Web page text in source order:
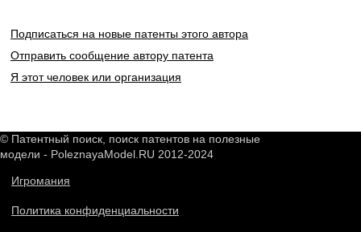
Подписаться на новые патенты этого автора
Отправить сообщение автору патента
Я этот человек или организация
© Патентный поиск, поиск патентов на полезные
модели - PoleznayaModel.RU 2012-2024
Игромания
Политика конфиденциальности